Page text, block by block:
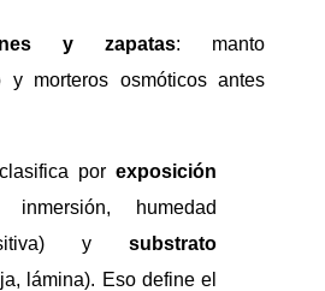
y zapatas: manto
y morteros osmóticos antes
por exposición
inmersión, humedad
y substrato
lámina). Eso define el